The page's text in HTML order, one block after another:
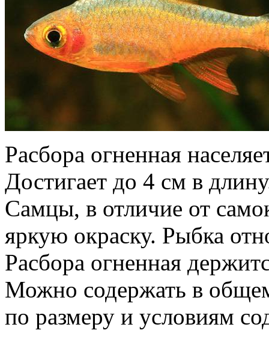
Расбора огненная
Достигает до 4 см в
Самцы, в отличие от
яркую окраску. Рыбка
Расбора огненная
Можно содержать в
по размеру и условиям